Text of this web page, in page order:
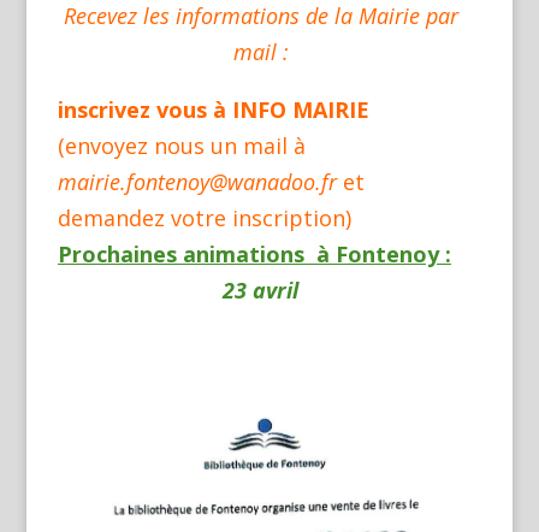
Recevez les informations de la Mairie par
mail :
inscrivez vous à INFO MAIRIE
(envoyez nous un mail à
mairie.fontenoy@wanadoo.fret
demandez votre inscription)
Prochaines animations à Fontenoy :
23 avril